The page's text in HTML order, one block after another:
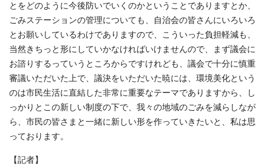
とをどのように今後防いでいくのかということでありますとか、
ごみステーションの管理についても、自治会の皆さんにいろいろ
とお願いしているわけでありますので、こういった負担軽減も、
当然きちっと形にしていかなければいけませんので、まず議会に
お諮りするっていうところからですけれども、議会で十分に慎重
審議いただいた上で、議決をいただいた暁には、環境美化という
のは市民生活に直結した非常に重要なテーマでありますから、し
っかりとこの新しい制度の下で、我々の地域のごみを減らしなが
ら、市民の皆さまと一緒に新しい形を作っていきたいと、私は思
っております。
【記者】